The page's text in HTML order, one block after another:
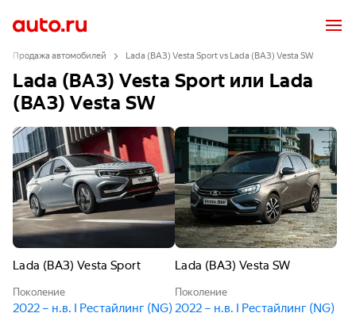
Продажа автомобилей Lada (ВАЗ) Vesta Sport vs Lada (ВАЗ) Vesta SW
Lada (ВАЗ) Vesta Sport или Lada
(ВАЗ) Vesta SW
Lada (ВАЗ) Vesta Sport Lada (ВАЗ) Vesta SW
Поколение
2022 – н.в. I Рестайлинг (NG)
Поколение
2022 – н.в. I Рестайлинг (NG)